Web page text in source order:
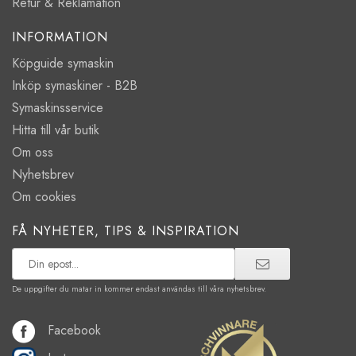
INFORMATION
Köpguide symaskin
Inköp symaskiner - B2B
Symaskinsservice
Hitta till vår butik
Om oss
Nyhetsbrev
Om cookies
FÅ NYHETER, TIPS & INSPIRATION
De uppgifter du matar in kommer endast användas till våra nyhetsbrev.
Facebook